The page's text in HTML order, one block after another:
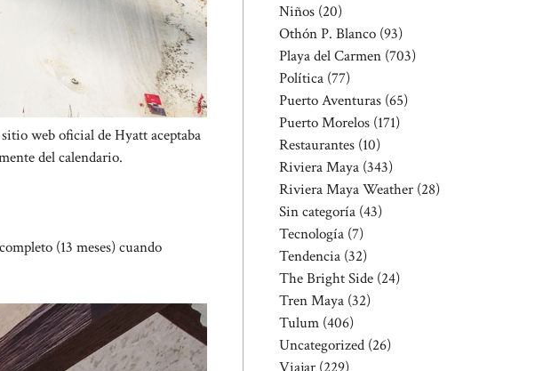
web oficial de Hyatt aceptaba
del calendario.
(13 meses) cuando
Niños (20)
Othón P. Blanco (93)
Playa del Carmen (703)
Política (77)
Puerto Aventuras (65)
Puerto Morelos (171)
Restaurantes (10)
Riviera Maya (343)
Riviera Maya Weather (28)
Sin categoría (43)
Tecnología (7)
Tendencia (32)
The Bright Side (24)
Tren Maya (32)
Tulum (406)
Uncategorized (26)
Viajar (229)